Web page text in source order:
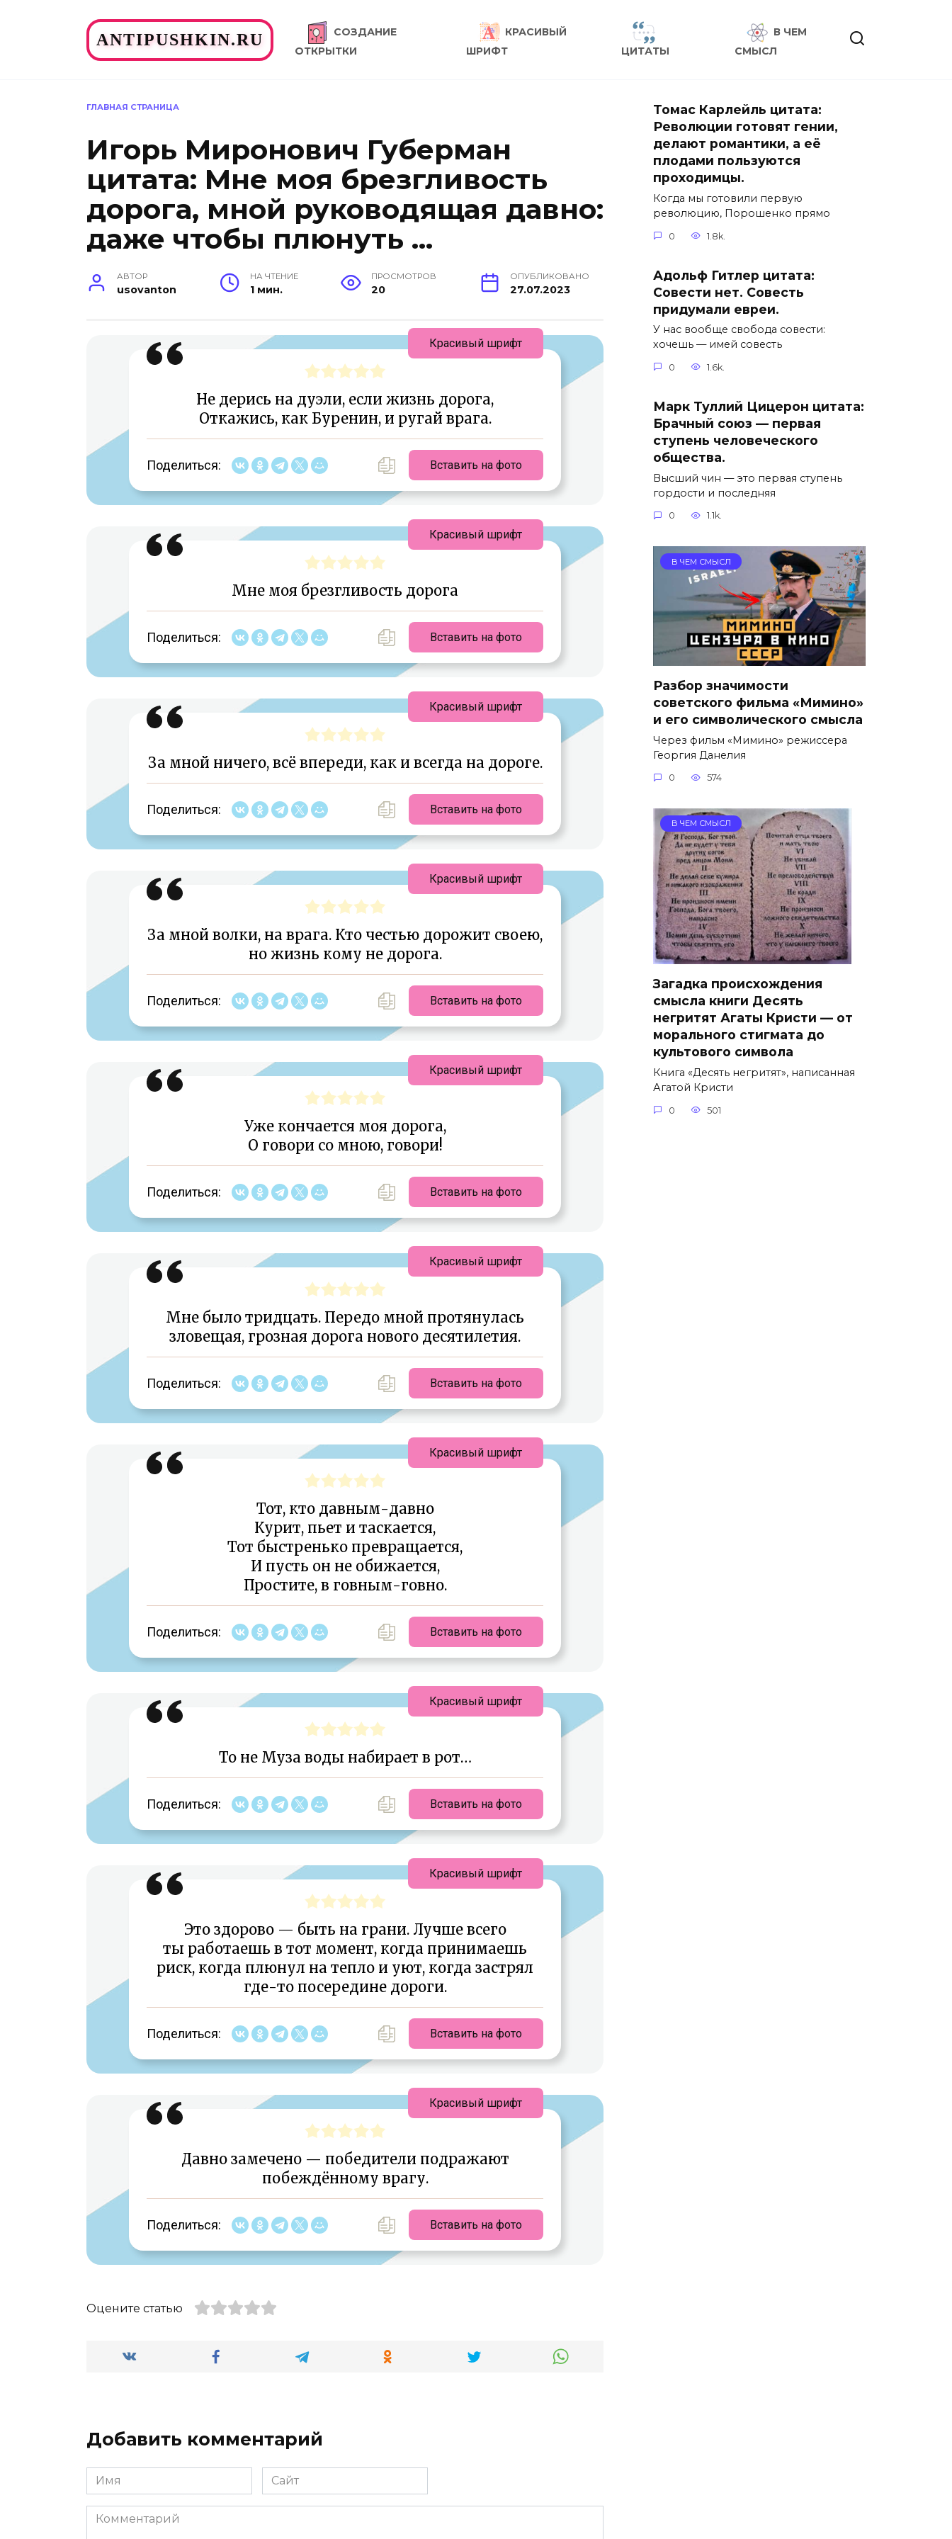
ANTIPUSHKIN.RU
СОЗДАНИЕ
ОТКРЫТКИ
КРАСИВЫЙ
ШРИФТ
ЦИТАТЫ
В ЧЕМ
СМЫСЛ
ГЛАВНАЯ СТРАНИЦА
Игорь Миронович Губерман
цитата: Мне моя брезгливость
дорога, мной руководящая давно:
даже чтобы плюнуть …
АВТОР
usovanton
НА ЧТЕНИЕ
1 мин.
ПРОСМОТРОВ
20
ОПУБЛИКОВАНО
27.07.2023
Не дерись на дуэли, если жизнь дорога,
Откажись, как Буренин, и ругай врага.
Поделиться: Вставить на фото
Красивый шрифт
Мне моя брезгливость дорога
Поделиться: Вставить на фото
Красивый шрифт
За мной ничего, всё впереди, как и всегда на дороге.
Поделиться: Вставить на фото
Красивый шрифт
За мной волки, на врага. Кто честью дорожит своею,
но жизнь кому не дорога.
Поделиться: Вставить на фото
Красивый шрифт
Уже кончается моя дорога,
О говори со мною, говори!
Поделиться: Вставить на фото
Красивый шрифт
Мне было тридцать. Передо мной протянулась
зловещая, грозная дорога нового десятилетия.
Поделиться: Вставить на фото
Красивый шрифт
Тот, кто давным-давно
Курит, пьет и таскается,
Тот быстренько превращается,
И пусть он не обижается,
Простите, в говным-говно.
Поделиться: Вставить на фото
Красивый шрифт
То не Муза воды набирает в рот…
Поделиться: Вставить на фото
Красивый шрифт
Это здорово — быть на грани. Лучше всего
ты работаешь в тот момент, когда принимаешь
риск, когда плюнул на тепло и уют, когда застрял
где-то посередине дороги.
Поделиться: Вставить на фото
Красивый шрифт
Давно замечено — победители подражают
побеждённому врагу.
Поделиться: Вставить на фото
Красивый шрифт
Оцените статью
Добавить комментарий
Имя
*
Сайт
Комментарий
Томас Карлейль цитата:
Революции готовят гении,
делают романтики, а её
плодами пользуются
проходимцы.
Когда мы готовили первую
революцию, Порошенко прямо
0 1.8k.
Адольф Гитлер цитата:
Совести нет. Совесть
придумали евреи.
У нас вообще свобода совести:
хочешь — имей совесть
0 1.6k.
Марк Туллий Цицерон цитата:
Брачный союз — первая
ступень человеческого
общества.
Высший чин — это первая ступень
гордости и последняя
0 1.1k.
В ЧЕМ СМЫСЛ
Разбор значимости
советского фильма «Мимино»
и его символического смысла
Через фильм «Мимино» режиссера
Георгия Данелия
0 574
В ЧЕМ СМЫСЛ
Загадка происхождения
смысла книги Десять
негритят Агаты Кристи — от
морального стигмата до
культового символа
Книга «Десять негритят», написанная
Агатой Кристи
0 501